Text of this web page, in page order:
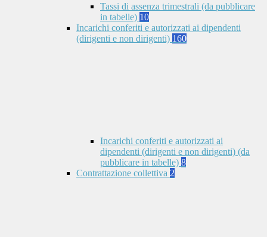
Tassi di assenza trimestrali (da pubblicare
in tabelle) 10
Incarichi conferiti e autorizzati ai dipendenti
(dirigenti e non dirigenti) 160
Incarichi conferiti e autorizzati ai
dipendenti (dirigenti e non dirigenti) (da
pubblicare in tabelle) 8
Contrattazione collettiva 2